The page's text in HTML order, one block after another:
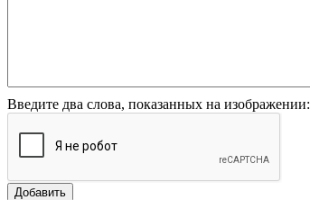
Введите два слова, показанных на изображении: